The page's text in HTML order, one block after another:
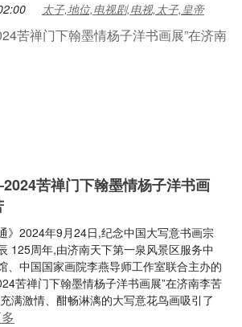
太子,地位,电视剧,电视,太子,皇帝
苦禅门下翰墨情杨子洋书画
》2024年9月24日,纪念中国大写意书画宗
125周年,由济南天下第一泉风景区服务中
、中国国家画院李燕导师工作室联合主办的
苦禅门下翰墨情杨子洋书画展”在济南李苦
满激情、酣畅淋漓的大写意花鸟画吸引了